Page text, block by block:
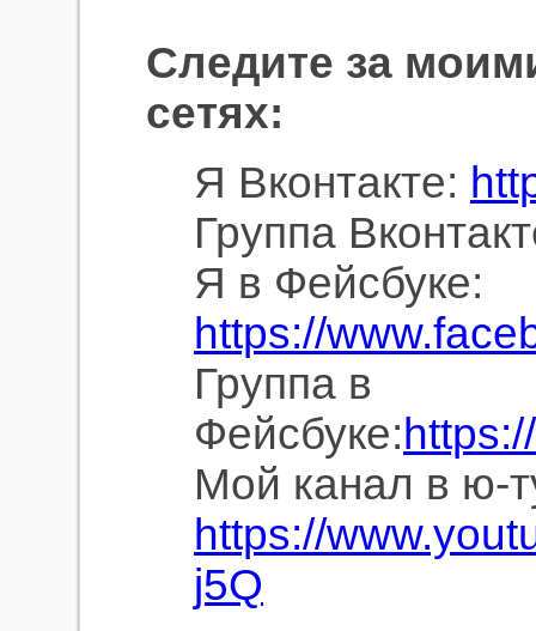
Следите за
сетях:
Я Вконтакте:
Группа
Я в Фейсбуке:
https://
Группа в
Фейсбуке:
Мой канал в ю-
https://
j5Q